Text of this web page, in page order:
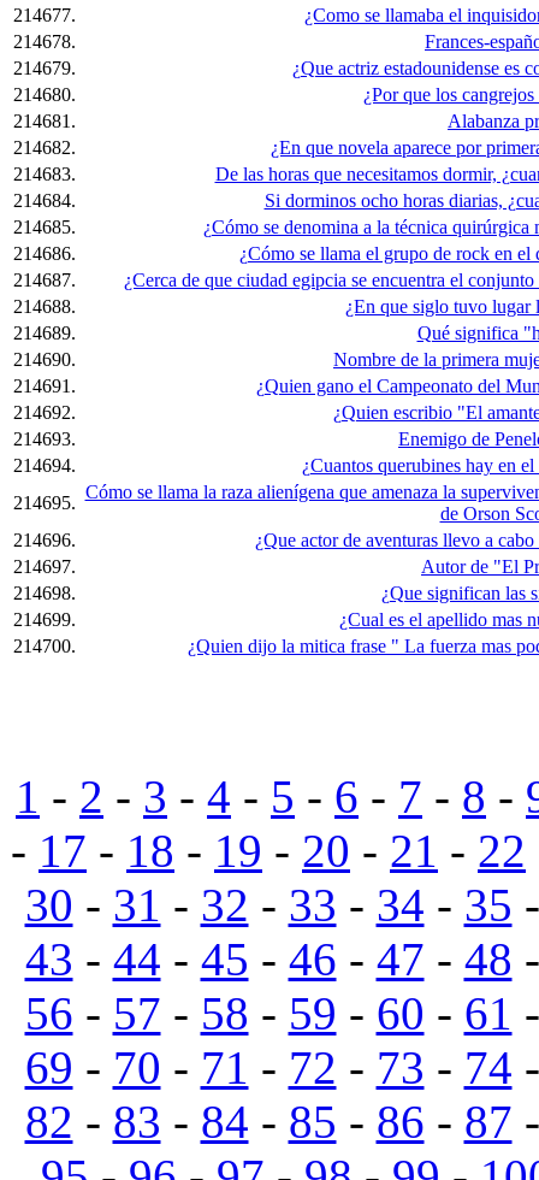
214677.
¿Como se llamaba el
214678.
Frances-
214679.
¿Que actriz estadounidense es
214680.
¿Por que los
214681.
Alabanza
214682.
¿En que novela aparece por
214683.
De las horas que necesitamos dormir,
214684.
Si dorminos ocho horas diarias,
214685.
¿Cómo se denomina a la técnica quirúrgica
214686.
¿Cómo se llama el grupo de rock en el
214687.
¿Cerca de que ciudad egipcia se encuentra el
214688.
¿En que siglo tuvo lugar
214689.
Qué significa
214690.
Nombre de la primera
214691.
¿Quien gano el Campeonato del
214692.
¿Quien escribio "El
214693.
Enemigo de
214694.
¿Cuantos querubines hay en
214695.
Cómo se llama la raza alienígena que amenaza la
de Orson
214696.
¿Que actor de aventuras llevo a
214697.
Autor de "El
214698.
¿Que significan las
214699.
¿Cual es el apellido mas
214700.
¿Quien dijo la mitica frase " La fuerza mas
1 - 2 - 3 - 4 - 5 - 6 - 7 - 8 -
- 17 - 18 - 19 - 20 - 21 - 22
30 - 31 - 32 - 33 - 34 - 35
43 - 44 - 45 - 46 - 47 - 48
56 - 57 - 58 - 59 - 60 - 61
69 - 70 - 71 - 72 - 73 - 74
82 - 83 - 84 - 85 - 86 - 87